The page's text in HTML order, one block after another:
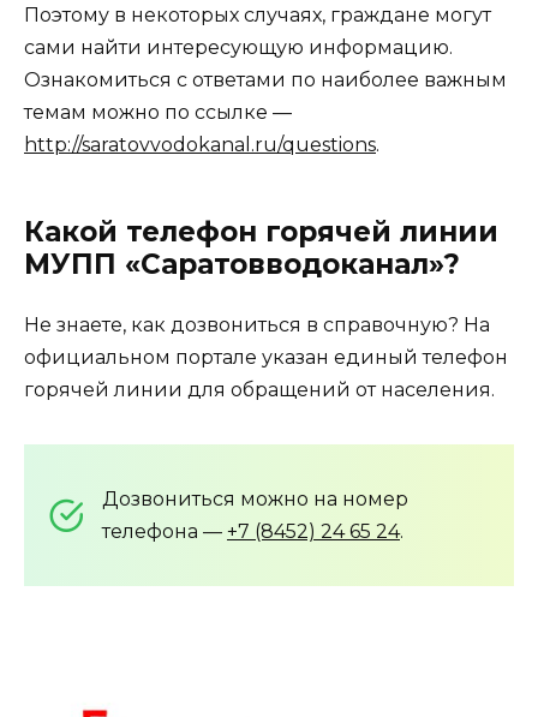
Поэтому в некоторых случаях, граждане могут
сами найти интересующую информацию.
Ознакомиться с ответами по наиболее важным
темам можно по ссылке —
http://saratovvodokanal.ru/questions.
Какой телефон горячей линии
МУПП «Саратовводоканал»?
Не знаете, как дозвониться в справочную? На
официальном портале указан единый телефон
горячей линии для обращений от населения.
Дозвониться можно на номер
телефона — +7 (8452) 24 65 24.